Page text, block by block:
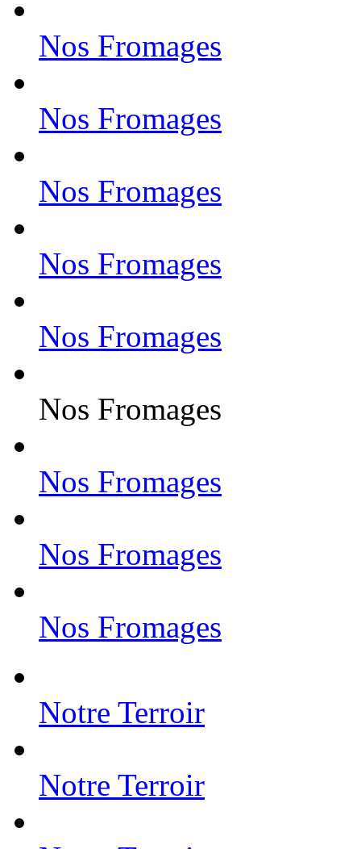
Nos Fromages
Nos Fromages
Nos Fromages
Nos Fromages
Nos Fromages
Nos Fromages
Nos Fromages
Nos Fromages
Nos Fromages
Notre Terroir
Notre Terroir